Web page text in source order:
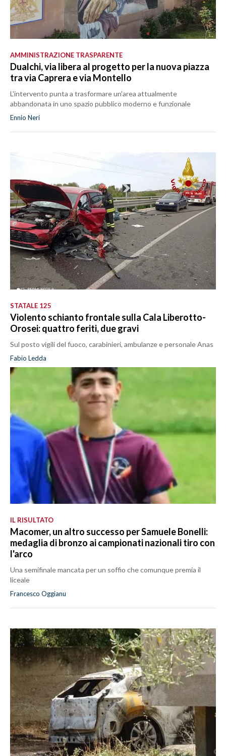
AMMINISTRAZIONE TRASPARENTE
Dualchi, via libera al progetto per la nuova piazza
tra via Caprera e via Montello
L'intervento punta a trasformare un'area attualmente
abbandonata in uno spazio pubblico moderno e funzionale
Ennio Neri
STATALE 125
Violento schianto frontale sulla Cala Liberotto-
Orosei: quattro feriti, due gravi
Sul posto vigili del fuoco, carabinieri, ambulanze e personale Anas
Fabio Ledda
IL RISULTATO
Macomer, un altro successo per Samuele Bonelli:
medaglia di bronzo ai campionati nazionali tiro con
l'arco
Una semifinale mancata per un soffio che comunque premia il
liceale
Francesco Oggianu